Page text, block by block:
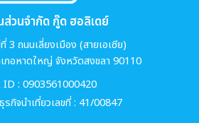
ส่วนจำกัด กู๊ด ฮอลิเดย์
3 ถนนเลี่ยงเมือง (สายเอเซีย)
ภอหาดใหญ่ จังหวัดสงขลา 90110
ID : 0903561000420
กิจนำเที่ยวเลขที่ : 41/00847